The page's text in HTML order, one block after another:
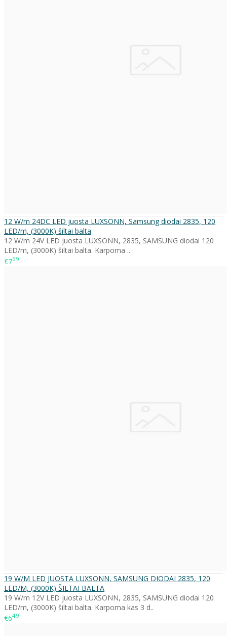
12 W/m 24DC LED juosta LUXSONN, Samsung diodai 2835, 120
LED/m, (3000K) šiltai balta
12 W/m 24V LED juosta LUXSONN, 2835, SAMSUNG diodai 120
LED/m, (3000K) šiltai balta. Karpoma ..
€769
19 W/M LED JUOSTA LUXSONN, SAMSUNG DIODAI 2835, 120
LED/M, (3000K) ŠILTAI BALTA
19 W/m 12V LED juosta LUXSONN, 2835, SAMSUNG diodai 120
LED/m, (3000K) šiltai balta. Karpoma kas 3 d..
€649